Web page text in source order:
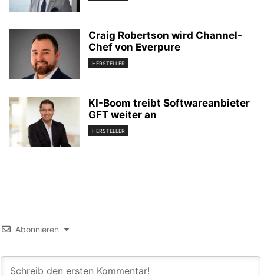
Craig Robertson wird Channel-
Chef von Everpure
HERSTELLER
KI-Boom treibt Softwareanbieter
GFT weiter an
HERSTELLER
Abonnieren